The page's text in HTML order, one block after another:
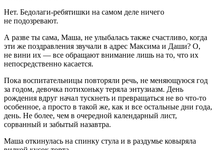
Нет. Бедолаги-ребятишки на самом деле ничего
не подозревают.
А разве ты сама, Маша, не улыбалась также счастливо, когда
эти же поздравления звучали в адрес Максима и Даши? О,
не вини их — все обращают внимание лишь на то, что их
непосредственно касается.
Пока воспитательницы повторяли речь, не меняющуюся год
за годом, девочка потихоньку теряла энтузиазм. День
рождения вдруг начал тускнеть и превращаться не во что-то
особенное, а просто в такой же, как и все остальные дни года,
день. Не более, чем в очередной календарный лист,
сорванный и забытый назавтра.
Маша откинулась на спинку стула и в раздумье ковыряла